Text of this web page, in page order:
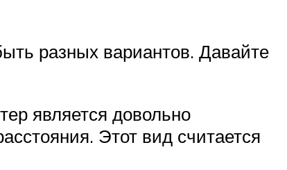
разных вариантов. Давайте
является довольно
Этот вид считается